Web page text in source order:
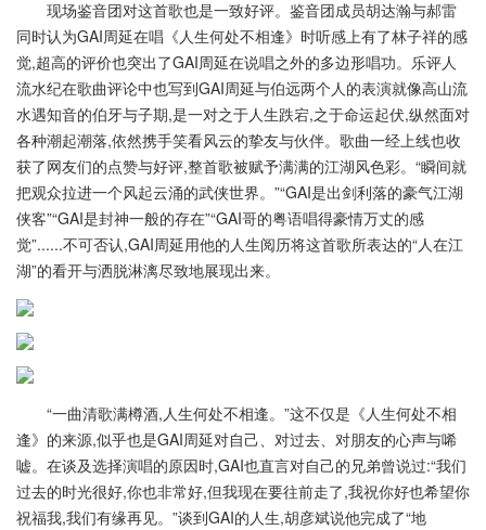
现场鉴音团对这首歌也是一致好评。鉴音团成员胡达瀚与郝雷
同时认为GAI周延在唱《人生何处不相逢》时听感上有了林子祥的感
觉,超高的评价也突出了GAI周延在说唱之外的多边形唱功。乐评人
流水纪在歌曲评论中也写到GAI周延与伯远两个人的表演就像高山流
水遇知音的伯牙与子期,是一对之于人生跌宕,之于命运起伏,纵然面对
各种潮起潮落,依然携手笑看风云的挚友与伙伴。歌曲一经上线也收
获了网友们的点赞与好评,整首歌被赋予满满的江湖风色彩。“瞬间就
把观众拉进一个风起云涌的武侠世界。”“GAI是出剑利落的豪气江湖
侠客”“GAI是封神一般的存在”“GAI哥的粤语唱得豪情万丈的感
觉”......不可否认,GAI周延用他的人生阅历将这首歌所表达的“人在江
湖”的看开与洒脱淋漓尽致地展现出来。
“一曲清歌满樽酒,人生何处不相逢。”这不仅是《人生何处不相
逢》的来源,似乎也是GAI周延对自己、对过去、对朋友的心声与唏
嘘。在谈及选择演唱的原因时,GAI也直言对自己的兄弟曾说过:“我们
过去的时光很好,你也非常好,但我现在要往前走了,我祝你好也希望你
祝福我,我们有缘再见。”谈到GAI的人生,胡彦斌说他完成了“地